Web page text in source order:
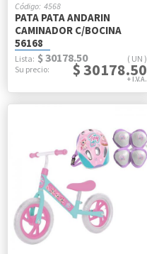
4568
PATA PATA ANDARIN
CAMINADOR C/BOCINA
56168
UN
$ 30178.50
$ 30178.50